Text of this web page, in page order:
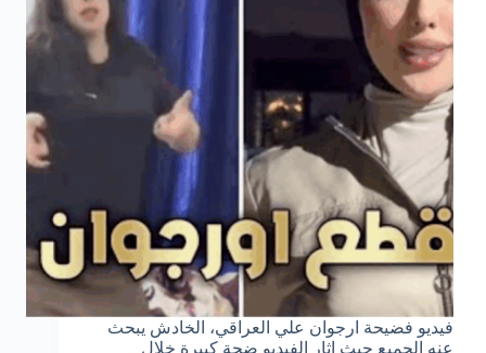
فيديو فضيحة ارجوان علي العراقي، الخادش يبحث
عنه الجميع حيث اثار الفيديو ضجة كبيرة خلال